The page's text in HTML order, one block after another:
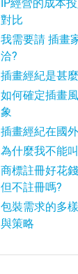
IP經營的成本
對比
我需要請 插畫
洽?
插畫經紀是甚
如何確定插畫
象
插畫經紀在國
為什麼我不能
商標註冊好花
但不註冊嗎?
包裝需求的多
與策略